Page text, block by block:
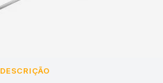
DESCRIÇÃO